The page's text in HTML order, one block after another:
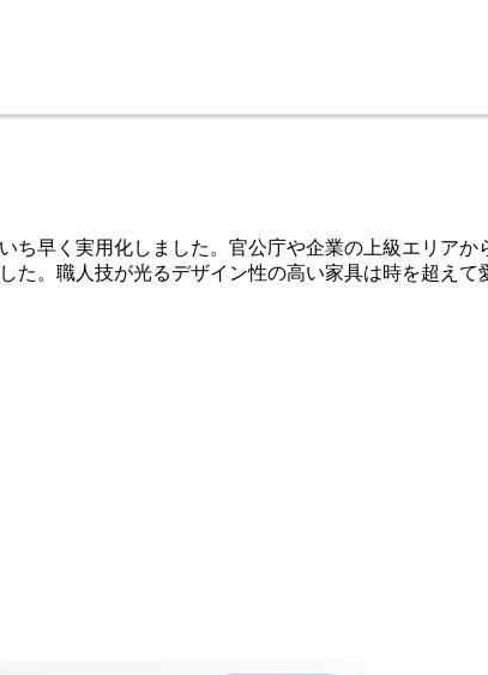
ち早く実用化しました。官公庁や企業の上級エリア
。職人技が光るデザイン性の高い家具は時を超えて